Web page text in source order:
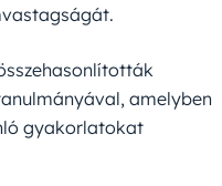
amelyben
gyakorlatokat